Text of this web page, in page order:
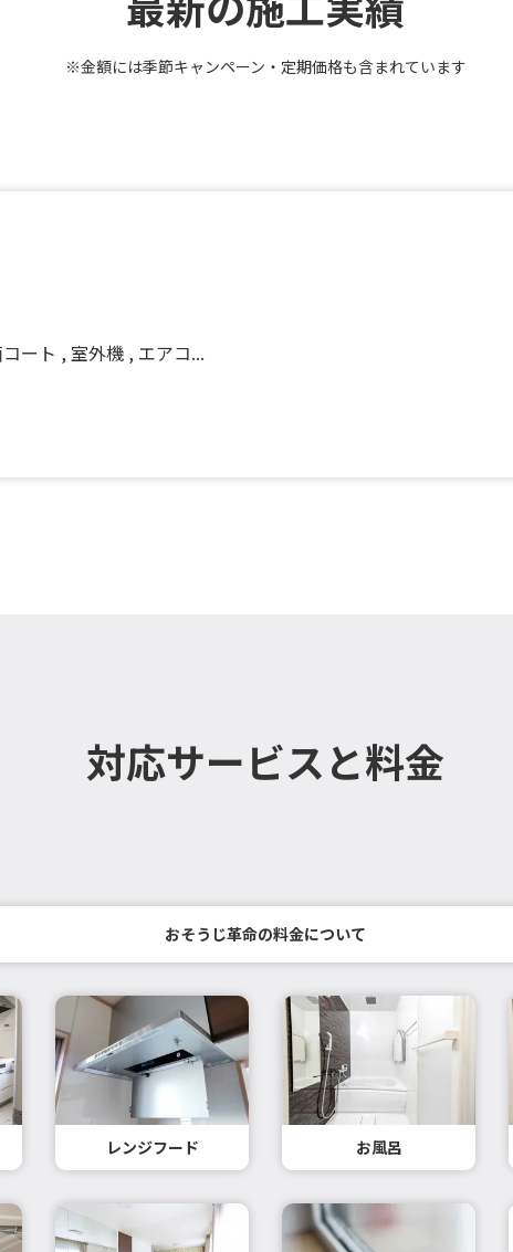
※金額には季節キャンペーン・定期価格も含まれています
ート , 室外機 , エアコ...
対応サービスと料金
おそうじ革命の料金について
レンジフード お風呂